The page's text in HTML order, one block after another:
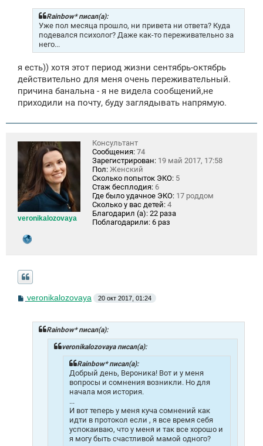
Rainbow* писал(а):
Уже пол месяца прошло, ни привета ни ответа? Куда
подевался психолог? Даже как-то переживательно за
него...
я есть)) хотя этот период жизни сентябрь-октябрь
действительно для меня очень переживательный.
причина банальна - я не видела сообщений,не
приходили на почту, буду заглядывать напрямую.
veronikalozovaya
Консультант
Сообщения: 74
Зарегистрирован: 19 май 2017, 17:58
Пол: Женский
Сколько попыток ЭКО: 5
Стаж бесплодия: 6
Где было удачное ЭКО: 17 роддом
Сколько у вас детей: 4
Благодарил (а): 22 раза
Поблагодарили: 6 раз
С
о
veronikalozovaya 20 окт 2017, 01:24
Rainbow* писал(а):
veronikalozovaya писал(а):
Rainbow* писал(а):
Добрый день, Вероника! Вот и у меня
вопросы и сомнения возникли. Но для
начала моя история.
...
И вот теперь у меня куча сомнений как
идти в протокол если , я все время себя
успокаиваю, что у меня и так все хорошо и
я могу быть счастливой мамой одного?